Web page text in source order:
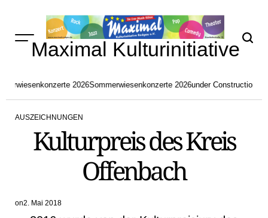
to
content
Maximal Kulturinitiative
2026Sommerwiesenkonzerte 2026under Construction
POSTED
AUSZEICHNUNGEN
Kulturpreis des Kreis
Offenbach
on2. Mai 2018